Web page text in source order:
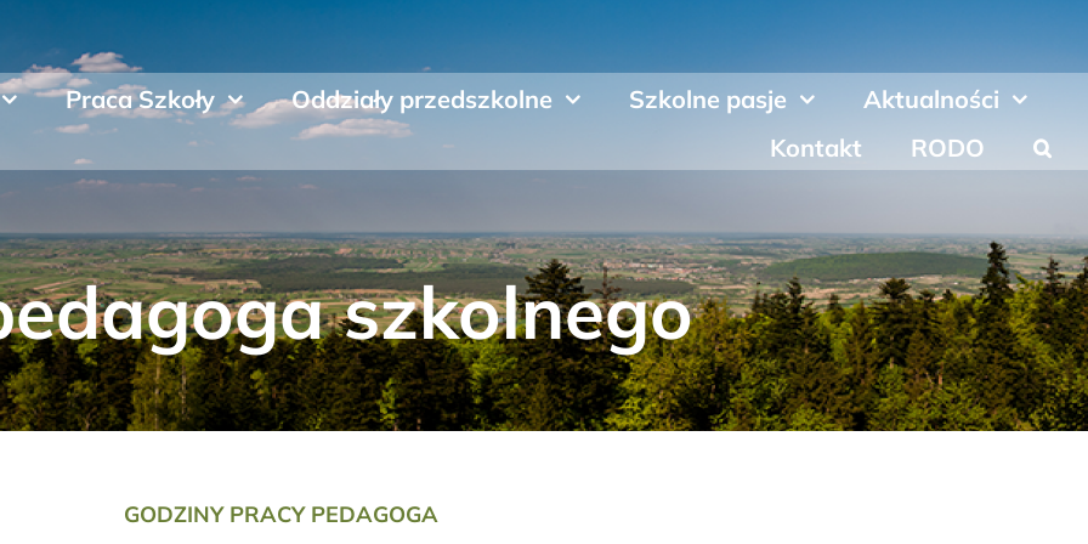
Praca Szkoły Oddziały przedszkolne Szkolne pasje
Aktualności
Kontakt
RODO
szkolnego
GODZINY PRACY PEDAGOGA